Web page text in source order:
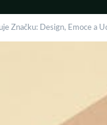
Značku: Design, Emoce a